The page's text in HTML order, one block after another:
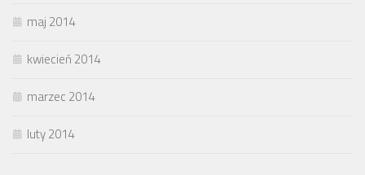
maj 2014
kwiecień 2014
marzec 2014
luty 2014